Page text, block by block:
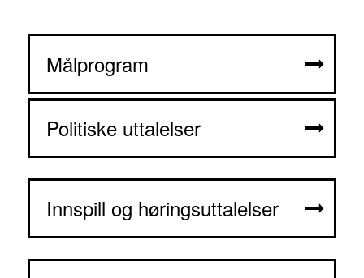
Målprogram
Politiske uttalelser
Innspill og høringsuttalelser